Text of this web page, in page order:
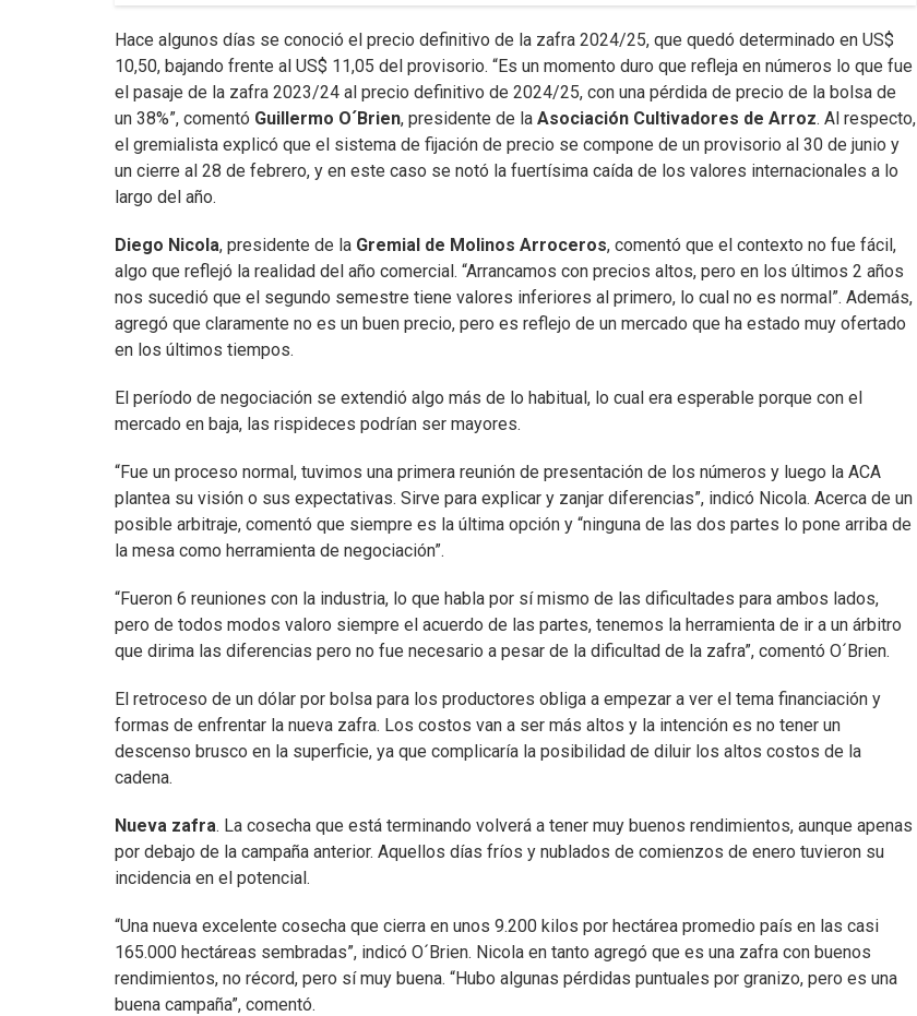
Hace algunos días se conoció el precio definitivo de la zafra 2024/25, que quedó determinado en US$
10,50, bajando frente al US$ 11,05 del provisorio. “Es un momento duro que refleja en números lo que fue
el pasaje de la zafra 2023/24 al precio definitivo de 2024/25, con una pérdida de precio de la bolsa de
un 38%”, comentó Guillermo O´Brien, presidente de la Asociación Cultivadores de Arroz. Al respecto,
el gremialista explicó que el sistema de fijación de precio se compone de un provisorio al 30 de junio y
un cierre al 28 de febrero, y en este caso se notó la fuertísima caída de los valores internacionales a lo
largo del año.
Diego Nicola, presidente de la Gremial de Molinos Arroceros, comentó que el contexto no fue fácil,
algo que reflejó la realidad del año comercial. “Arrancamos con precios altos, pero en los últimos 2 años
nos sucedió que el segundo semestre tiene valores inferiores al primero, lo cual no es normal”. Además,
agregó que claramente no es un buen precio, pero es reflejo de un mercado que ha estado muy ofertado
en los últimos tiempos.
El período de negociación se extendió algo más de lo habitual, lo cual era esperable porque con el
mercado en baja, las rispideces podrían ser mayores.
“Fue un proceso normal, tuvimos una primera reunión de presentación de los números y luego la ACA
plantea su visión o sus expectativas. Sirve para explicar y zanjar diferencias”, indicó Nicola. Acerca de un
posible arbitraje, comentó que siempre es la última opción y “ninguna de las dos partes lo pone arriba de
la mesa como herramienta de negociación”.
“Fueron 6 reuniones con la industria, lo que habla por sí mismo de las dificultades para ambos lados,
pero de todos modos valoro siempre el acuerdo de las partes, tenemos la herramienta de ir a un árbitro
que dirima las diferencias pero no fue necesario a pesar de la dificultad de la zafra”, comentó O´Brien.
El retroceso de un dólar por bolsa para los productores obliga a empezar a ver el tema financiación y
formas de enfrentar la nueva zafra. Los costos van a ser más altos y la intención es no tener un
descenso brusco en la superficie, ya que complicaría la posibilidad de diluir los altos costos de la
cadena.
Nueva zafra. La cosecha que está terminando volverá a tener muy buenos rendimientos, aunque apenas
por debajo de la campaña anterior. Aquellos días fríos y nublados de comienzos de enero tuvieron su
incidencia en el potencial.
“Una nueva excelente cosecha que cierra en unos 9.200 kilos por hectárea promedio país en las casi
165.000 hectáreas sembradas”, indicó O´Brien. Nicola en tanto agregó que es una zafra con buenos
rendimientos, no récord, pero sí muy buena. “Hubo algunas pérdidas puntuales por granizo, pero es una
buena campaña”, comentó.